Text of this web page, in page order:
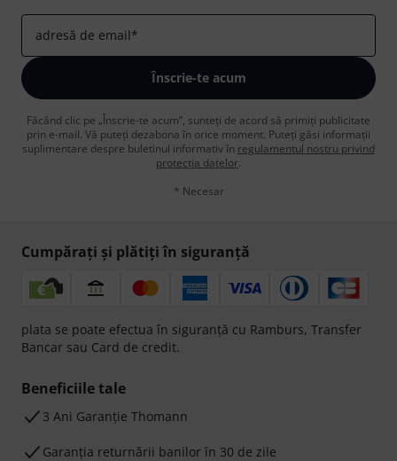
adresă de email*
Înscrie-te acum
Făcând clic pe „Înscrie-te acum”, sunteți de acord să primiți publicitate
prin e-mail. Vă puteți dezabona în orice moment. Puteți găsi informații
suplimentare despre buletinul informativ în regulamentul nostru privind
protecția datelor.
* Necesar
Cumpărați și plătiți în siguranță
plata se poate efectua în siguranță cu Ramburs, Transfer
Bancar sau Card de credit.
Beneficiile tale
3 Ani Garanție Thomann
Garanţia returnării banilor în 30 de zile